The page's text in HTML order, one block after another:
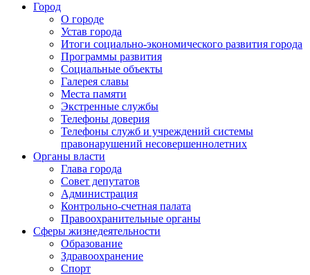
Город
О городе
Устав города
Итоги социально-экономического развития города
Программы развития
Социальные объекты
Галерея славы
Места памяти
Экстренные службы
Телефоны доверия
Телефоны служб и учреждений системы
правонарушений несовершеннолетних
Органы власти
Глава города
Совет депутатов
Администрация
Контрольно-счетная палата
Правоохранительные органы
Сферы жизнедеятельности
Образование
Здравоохранение
Спорт